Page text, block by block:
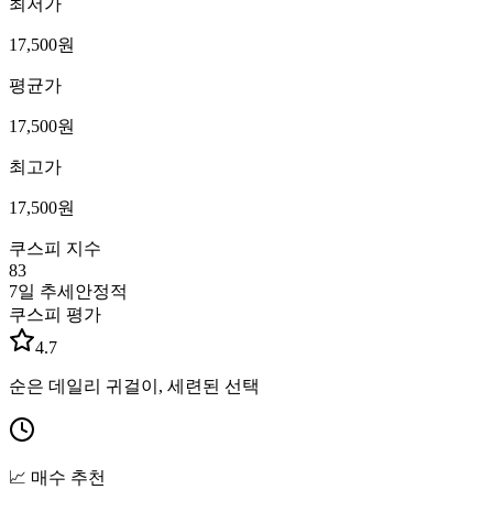
17,500원
평균가
17,500원
최고가
17,500원
쿠스피 지수
83
7일 추세 안정적
쿠스피 평가
4.7
순은 데일리 귀걸이, 세련된 선택
📈 매수 추천